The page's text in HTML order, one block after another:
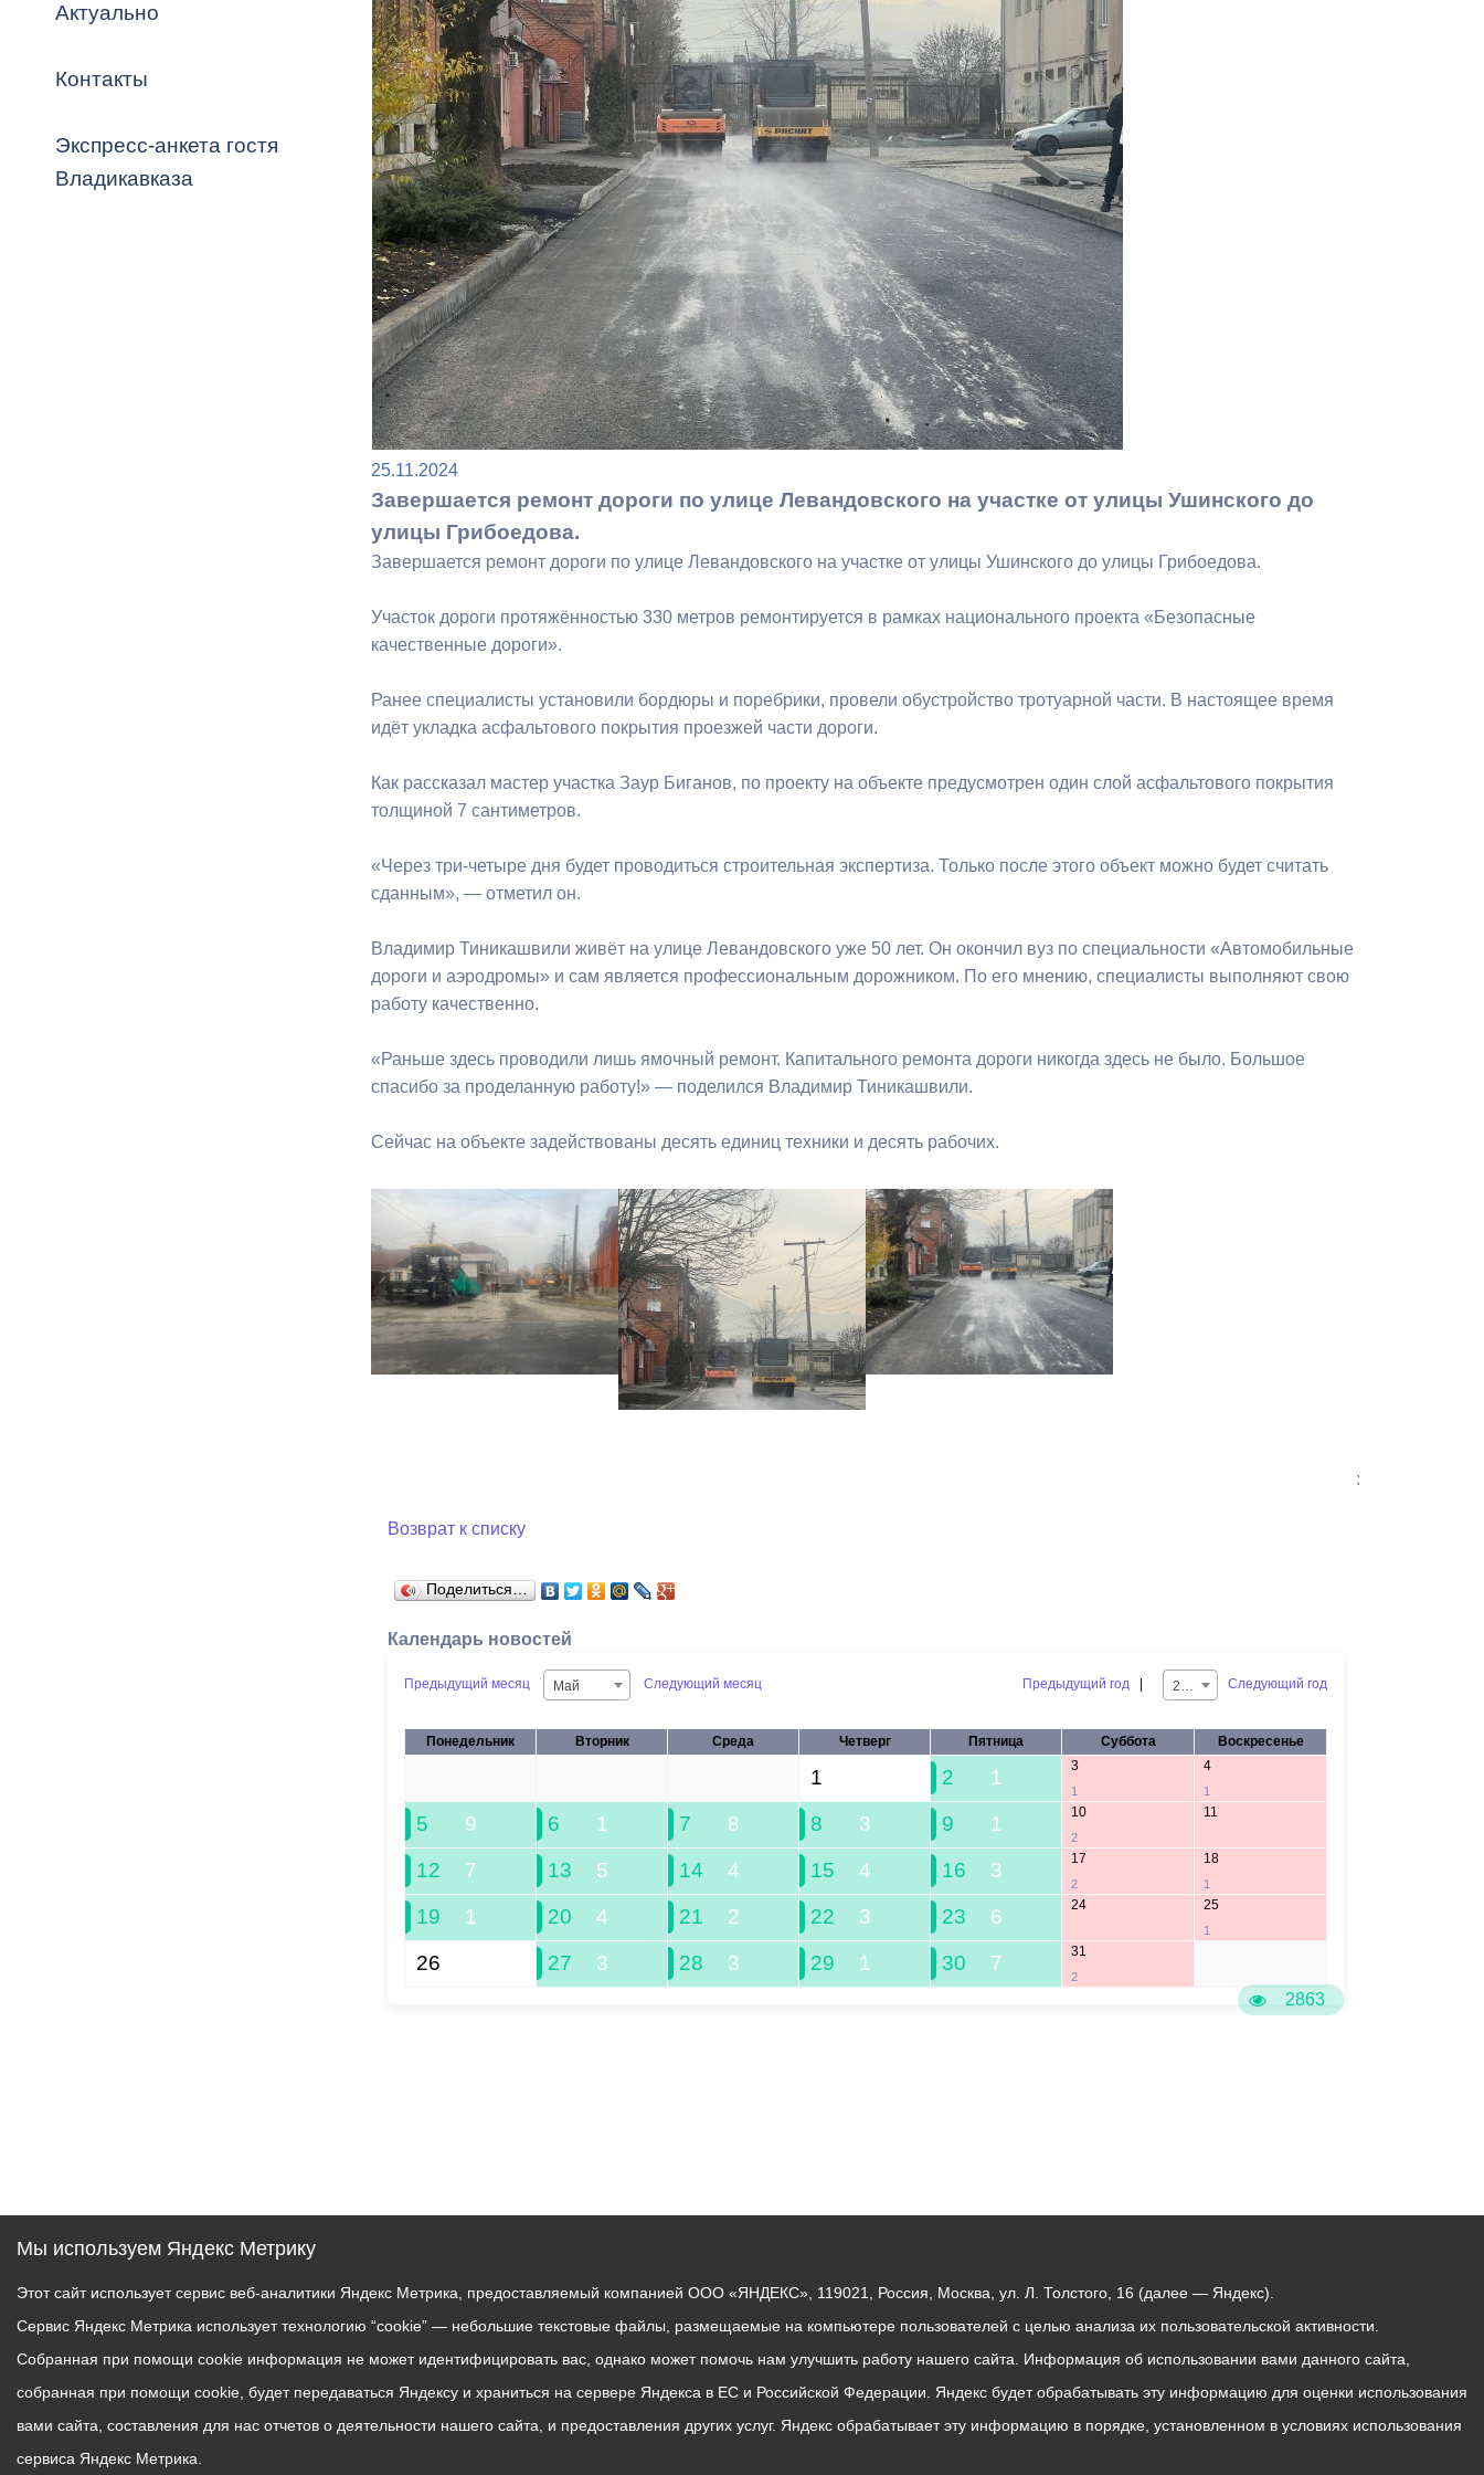
Владикавказ
Распоряжения, постановления Кадровая политика Противодействие коррупции
ОРВ и экспертиза НПА Контактная информация Градостроительная деятельность
Оценка деятельности органов
местного самоуправления
Списки граждан, состоящих на
учете в качестве нуждающихся в
улучшении жилищных условий по
г. Владикавказ
Формирование комфортной
городской среды
Бюджет для граждан
Пространственные сведения
Открытые данные
Общественное обсуждение
документов стратегического
планирования
Гражданская оборона в
чрезвычайных ситуациях
Незаконное строительство
Информация о результатах
Порядок обжалования решений и
Информация финансового
Бесплатная юридическая помощь
Муниципальный контроль Выборы 2026
Актуально
Контакты
Экспресс-анкета гостя
Владикавказа
2863
25.11.2024
Завершается ремонт дороги по улице Левандовского на участке от улицы Ушинского до
улицы Грибоедова.
Завершается ремонт дороги по улице Левандовского на участке от улицы Ушинского до улицы Грибоедова.
Участок дороги протяжённостью 330 метров ремонтируется в рамках национального проекта «Безопасные
качественные дороги».
Ранее специалисты установили бордюры и поребрики, провели обустройство тротуарной части. В настоящее время
идёт укладка асфальтового покрытия проезжей части дороги.
Как рассказал мастер участка Заур Биганов, по проекту на объекте предусмотрен один слой асфальтового покрытия
толщиной 7 сантиметров.
«Через три-четыре дня будет проводиться строительная экспертиза. Только после этого объект можно будет считать
сданным», — отметил он.
Владимир Тиникашвили живёт на улице Левандовского уже 50 лет. Он окончил вуз по специальности «Автомобильные
дороги и аэродромы» и сам является профессиональным дорожником. По его мнению, специалисты выполняют свою
работу качественно.
«Раньше здесь проводили лишь ямочный ремонт. Капитального ремонта дороги никогда здесь не было. Большое
спасибо за проделанную работу!» — поделился Владимир Тиникашвили.
Сейчас на объекте задействованы десять единиц техники и десять рабочих.
:
Возврат к списку
Поделиться…
Календарь новостей
Предыдущий месяц Май Следующий месяц Предыдущий год 2025 Следующий год
Понедельник Вторник Среда Четверг Пятница Суббота Воскресенье
1 2 1 3
1
4
1
5 9 6 1 7 8 8 3 9 1 10
2
11
12 7 13 5 14 4 15 4 16 3 17
2
18
1
19 1 20 4 21 2 22 3 23 6 24 25
1
26 27 3 28 3 29 1 30 7 31
2
Мы используем Яндекс Метрику
Этот сайт использует сервис веб-аналитики Яндекс Метрика, предоставляемый компанией ООО «ЯНДЕКС», 119021, Россия, Москва, ул. Л. Толстого, 16 (далее — Яндекс).
Сервис Яндекс Метрика использует технологию “cookie” — небольшие текстовые файлы, размещаемые на компьютере пользователей с целью анализа их пользовательской активности.
Собранная при помощи cookie информация не может идентифицировать вас, однако может помочь нам улучшить работу нашего сайта. Информация об использовании вами данного сайта,
собранная при помощи cookie, будет передаваться Яндексу и храниться на сервере Яндекса в ЕС и Российской Федерации. Яндекс будет обрабатывать эту информацию для оценки использования
вами сайта, составления для нас отчетов о деятельности нашего сайта, и предоставления других услуг. Яндекс обрабатывает эту информацию в порядке, установленном в условиях использования
сервиса Яндекс Метрика.